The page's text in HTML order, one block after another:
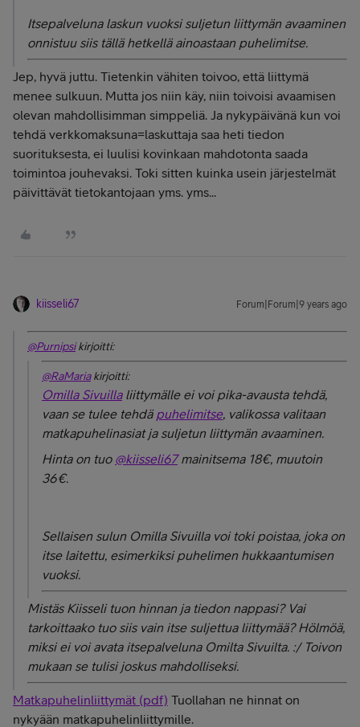
Itsepalveluna laskun vuoksi suljetun liittymän avaaminen
onnistuu siis tällä hetkellä ainoastaan puhelimitse.
Jep, hyvä juttu. Tietenkin vähiten toivoo, että liittymä
menee sulkuun. Mutta jos niin käy, niin toivoisi avaamisen
olevan mahdollisimman simppeliä. Ja nykypäivänä kun voi
tehdä verkkomaksuna=laskuttaja saa heti tiedon
suorituksesta, ei luulisi kovinkaan mahdotonta saada
toimintoa jouhevaksi. Toki sitten kuinka usein järjestelmät
päivittävät tietokantojaan yms. yms...
kiisseli67 Forum|Forum|9 years ago
@Purnipsikirjoitti:
@RaMariakirjoitti:
Omilla Sivuillaliittymälle ei voi pika-avausta tehdä,
vaan se tulee tehdä puhelimitse, valikossa valitaan
matkapuhelinasiat ja suljetun liittymän avaaminen.
Hinta on tuo @kiisseli67mainitsema 18€, muutoin
36€.
Sellaisen sulun Omilla Sivuilla voi toki poistaa, joka on
itse laitettu, esimerkiksi puhelimen hukkaantumisen
vuoksi.
Mistäs Kiisseli tuon hinnan ja tiedon nappasi? Vai
tarkoittaako tuo siis vain itse suljettua liittymää? Hölmöä,
miksi ei voi avata itsepalveluna Omilta Sivuilta. :/ Toivon
mukaan se tulisi joskus mahdolliseksi.
Matkapuhelinliittymät (pdf) Tuollahan ne hinnat on
nykyään matkapuhelinliittymille.